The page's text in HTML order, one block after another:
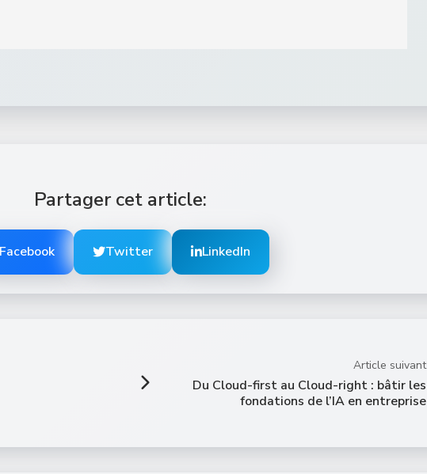
Partager cet article:
Facebook Twitter LinkedIn
Article suivant
Du Cloud-first au Cloud-right : bâtir les
fondations de l’IA en entreprise